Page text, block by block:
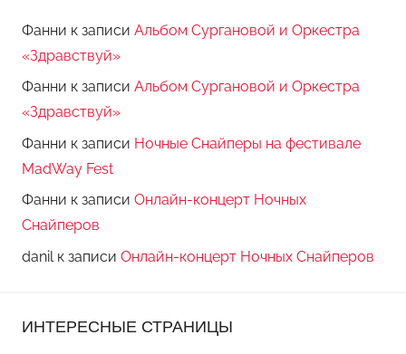
Фанни к записи Альбом Сургановой и Оркестра
«Здравствуй»
Фанни к записи Альбом Сургановой и Оркестра
«Здравствуй»
Фанни к записи Ночные Снайперы на фестивале
MadWay Fest
Фанни к записи Онлайн-концерт Ночных
Снайперов
danil к записи Онлайн-концерт Ночных Снайперов
ИНТЕРЕСНЫЕ СТРАНИЦЫ